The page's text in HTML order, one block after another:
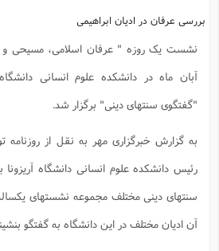
بررسی عرفان در ادیان ابراهیمی
آبان ماه در دانشکده علوم انسانی دانشگاه
"گفتگوی سنتهای دینی" برگزار شد.
به گزارش خبرگزاری مهر به نقل از روزنامه
رئیس دانشکده علوم انسانی دانشگاه آریزونا
سنتهای دینی مختلف مجموعه نشستهای
آن ادیان مختلف در این دانشگاه به گفتگو